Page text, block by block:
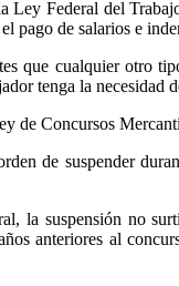
Federal del
pago de salarios e
que cualquier otro
tenga la necesidad
de Concursos
de suspender
la suspensión no
anteriores al